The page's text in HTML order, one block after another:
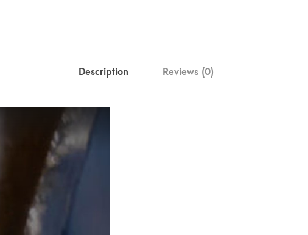
Description Reviews (0)